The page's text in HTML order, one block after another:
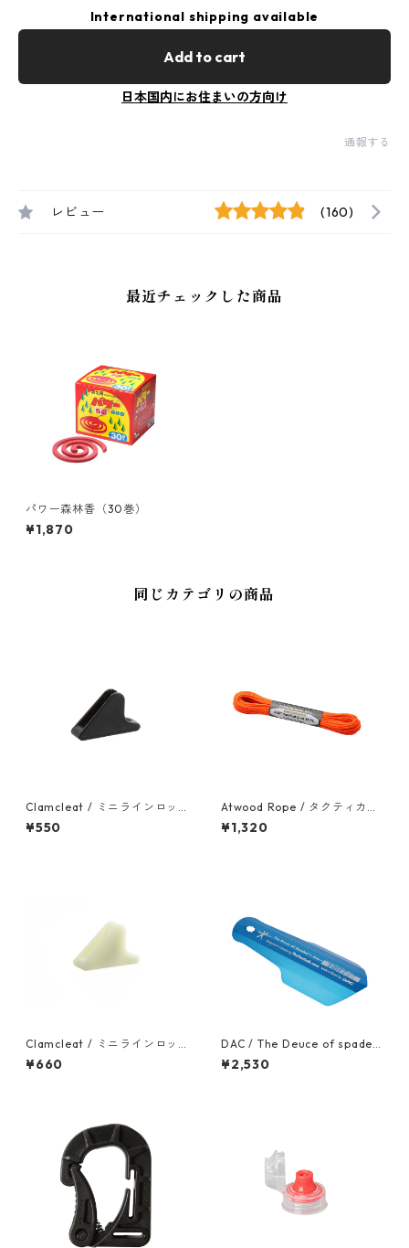
International shipping available
Add to cart
日本国内にお住まいの方向け
通報する
レビュー (160)
最近チェックした商品
パワー森林香（30巻）
¥1,870
同じカテゴリの商品
Clamcleat / ミニラインロッ
クBlack（８個入り）
¥550
Atwood Rope / タクティカル
コード
¥1,320
Clamcleat / ミニラインロッ
クGlow（８個入り）
¥660
DAC / The Deuce of spades
（スコップ）
¥2,530